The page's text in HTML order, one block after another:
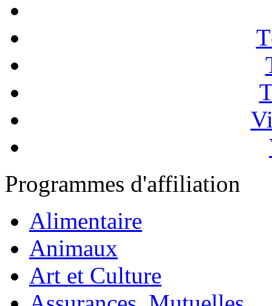
Programmes d'affiliation
Alimentaire
Animaux
Art et Culture